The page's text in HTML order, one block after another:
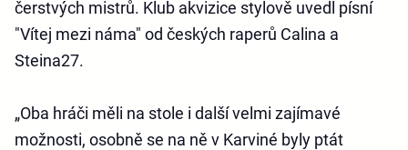
čerstvých mistrů. Klub akvizice stylově uvedl písní
"Vítej mezi náma" od českých raperů Calina a
Steina27.
„Oba hráči měli na stole i další velmi zajímavé
možnosti, osobně se na ně v Karviné byly ptát